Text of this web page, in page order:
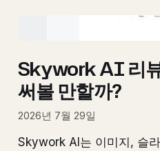
Skywork AI 리
써볼 만할까?
2026년 7월 29일
Skywork AI는 이미지, 슬